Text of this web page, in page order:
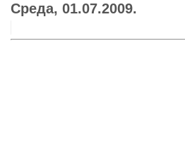
Среда, 01.07.2009.